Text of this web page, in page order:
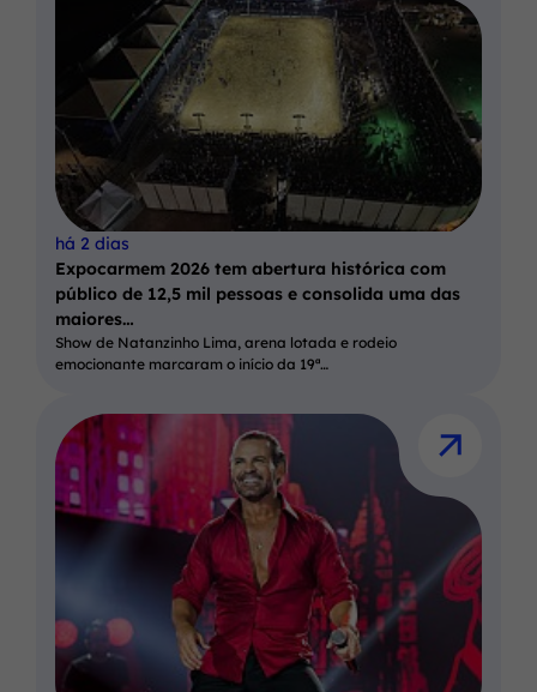
há 2 dias
Expocarmem 2026 tem abertura histórica com
público de 12,5 mil pessoas e consolida uma das
maiores…
Show de Natanzinho Lima, arena lotada e rodeio
emocionante marcaram o início da 19ª…